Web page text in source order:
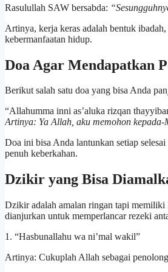
Rasulullah SAW bersabda:
Artinya, kerja keras adalah bentuk
kebermanfaatan hidup.
Doa Agar Mendapatkan
Berikut salah satu doa yang bisa Anda
“Allahumma inni as’aluka rizqan
Artinya: Ya Allah, aku memohon
Doa ini bisa Anda lantunkan setiap
penuh keberkahan.
Dzikir yang Bisa
Dzikir adalah amalan ringan tapi memiliki
dianjurkan untuk memperlancar rezeki
1. “Hasbunallahu wa ni’mal wakil”
Artinya: Cukuplah Allah sebagai